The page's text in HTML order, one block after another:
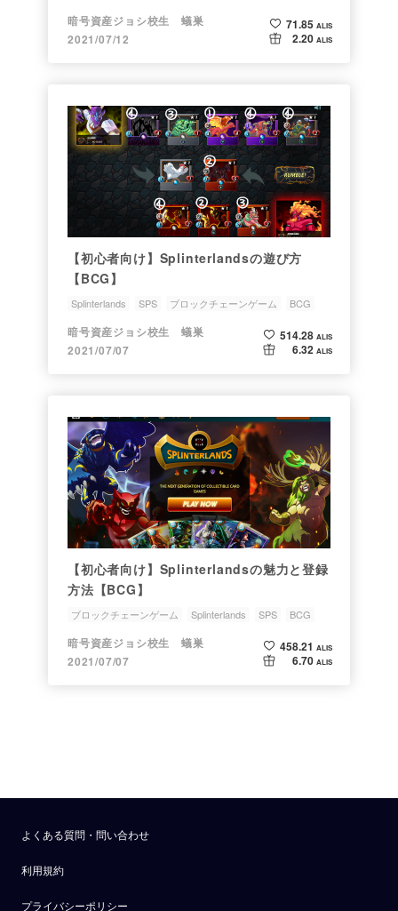
暗号資産ジョシ校生 蟻巣
2021/07/12
71.85 ALIS
2.20 ALIS
【初心者向け】Splinterlandsの遊び方
【BCG】
Splinterlands SPS ブロックチェーンゲーム
BCG
NFT
暗号資産ジョシ校生 蟻巣
2021/07/07
514.28 ALIS
6.32 ALIS
【初心者向け】Splinterlandsの魅力と登録
方法【BCG】
ブロックチェーンゲーム Splinterlands SPS
BCG
NFT
暗号資産ジョシ校生 蟻巣
2021/07/07
458.21 ALIS
6.70 ALIS
よくある質問・問い合わせ
利用規約
プライバシーポリシー